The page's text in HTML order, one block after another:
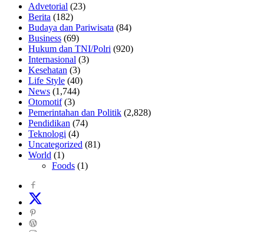
Advetorial (23)
Berita (182)
Budaya dan Pariwisata (84)
Business (69)
Hukum dan TNI/Polri (920)
Internasional (3)
Kesehatan (3)
Life Style (40)
News (1,744)
Otomotif(3)
Pemerintahan dan Politik (2,828)
Pendidikan (74)
Teknologi (4)
Uncategorized (81)
World (1)
Foods (1)